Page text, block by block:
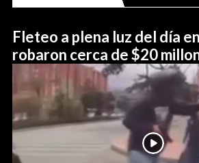
Fleteo a plena luz del día
robaron cerca de $20